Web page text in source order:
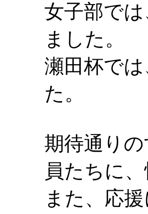
女子部で
ました。
瀬田杯で
た。
期待通り
員たちに
また、応